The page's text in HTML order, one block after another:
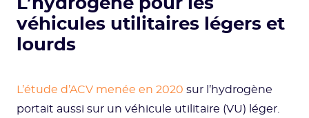
L’hydrogène pour les
véhicules utilitaires légers et
lourds
L’étude d’ACV menée en 2020 sur l’hydrogène
portait aussi sur un véhicule utilitaire (VU) léger.